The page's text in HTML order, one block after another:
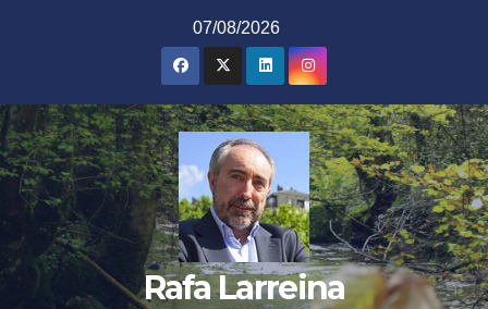
07/08/2026
Rafa Larreina